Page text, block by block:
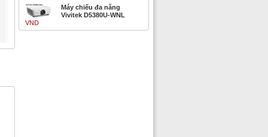
Máy chiếu đa năng
Vivitek D5380U-WNL
VND